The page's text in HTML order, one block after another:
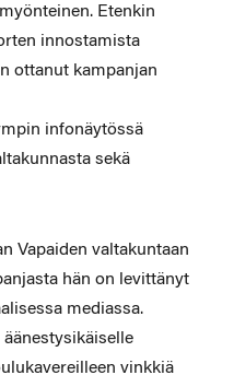
Etenkin
innostamista
ottanut kampanjan
infonäytössä
sekä
Vapaiden valtakuntaan
hän on levittänyt
mediassa.
vinkkiä